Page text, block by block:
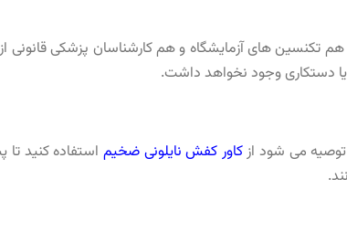
هم تکنسین‌ های آزمایشگاه و هم کارشناسان پزشکی
دستکاری وجود نخواهد داشت.
توصیه می شود ازکاور کفش نایلونی ضخیم استفاده کنید تا